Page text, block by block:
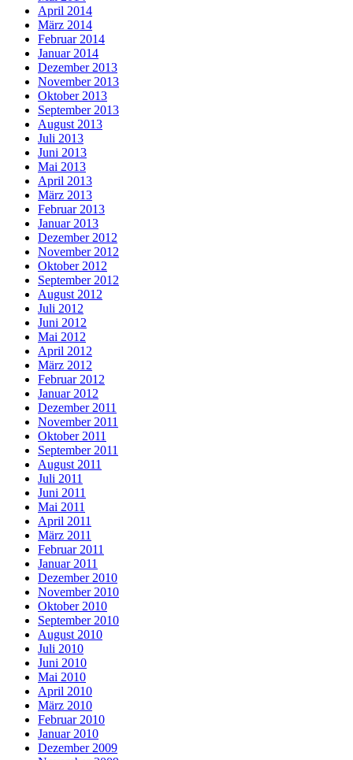
April 2014
März 2014
Februar 2014
Januar 2014
Dezember 2013
November 2013
Oktober 2013
September 2013
August 2013
Juli 2013
Juni 2013
Mai 2013
April 2013
März 2013
Februar 2013
Januar 2013
Dezember 2012
November 2012
Oktober 2012
September 2012
August 2012
Juli 2012
Juni 2012
Mai 2012
April 2012
März 2012
Februar 2012
Januar 2012
Dezember 2011
November 2011
Oktober 2011
September 2011
August 2011
Juli 2011
Juni 2011
Mai 2011
April 2011
März 2011
Februar 2011
Januar 2011
Dezember 2010
November 2010
Oktober 2010
September 2010
August 2010
Juli 2010
Juni 2010
Mai 2010
April 2010
März 2010
Februar 2010
Januar 2010
Dezember 2009